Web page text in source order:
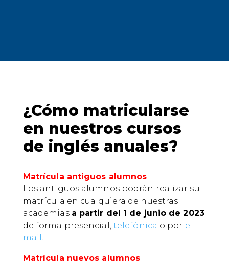
¿Cómo matricularse
en nuestros cursos
de inglés anuales?
Matrícula antiguos alumnos
Los antiguos alumnos podrán realizar su
matrícula en cualquiera de nuestras
academias a partir del 1 de junio de 2023
de forma presencial, telefónica o por e-
mail .
Matrícula nuevos alumnos